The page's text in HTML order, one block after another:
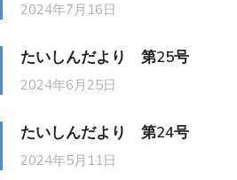
2024年7月16日
たいしんだより 第25号
2024年6月25日
たいしんだより 第24号
2024年5月11日